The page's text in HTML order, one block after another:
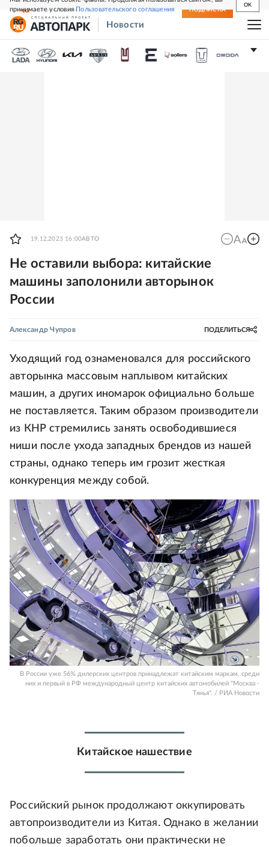
принимаете условияПользовательского соглашения
OK
СВЕЖИЙ НОМЕР ПОДПИСКА
Новости
19.12.2023 16:00АВТО
Не оставили выбора: китайские
машины заполонили авторынок
России
Александр Чупров ПОДЕЛИТЬСЯ
Уходящий год ознаменовался для российского
авторынка массовым наплывом китайских
машин, а других иномарок официально больше
не поставляется. Таким образом производители
из КНР стремились занять освободившиеся
ниши после ухода западных брендов из нашей
страны, однако теперь им грозит жесткая
конкуренция между собой.
В России уже 56% дилерских центров принадлежат китайским маркам, среди
них и первый в РФ международный центр китайских автомобилей "Москва -
Тянья". / РИА Новости
Китайское нашествие
Российский рынок продолжают оккупировать
автопроизводители из Китая. Однако в желании
побольше заработать они практически не